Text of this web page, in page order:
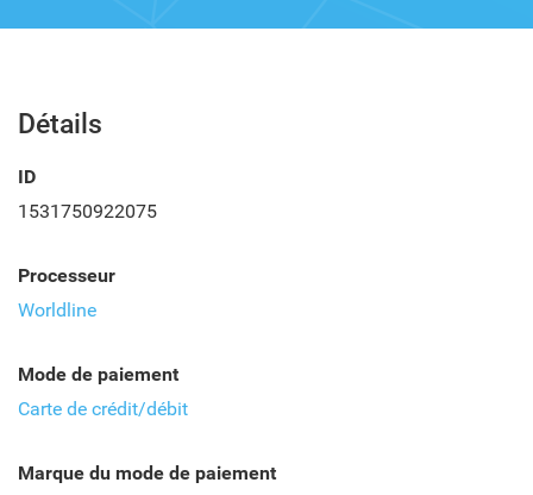
Détails
ID
1531750922075
Processeur
Worldline
Mode de paiement
Carte de crédit/débit
Marque du mode de paiement